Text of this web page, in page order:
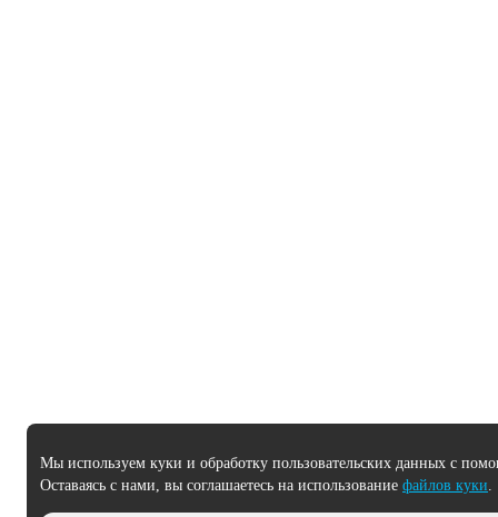
Мы используем куки и обработку пользовательских данных с
Оставаясь с нами, вы соглашаетесь на использование файлов куки.